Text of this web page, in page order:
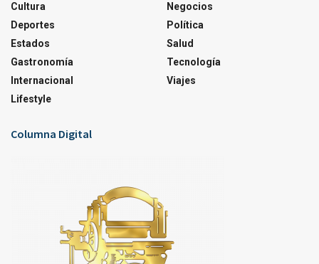
Cultura
Deportes
Estados
Gastronomía
Internacional
Lifestyle
Negocios
Política
Salud
Tecnología
Viajes
Columna Digital